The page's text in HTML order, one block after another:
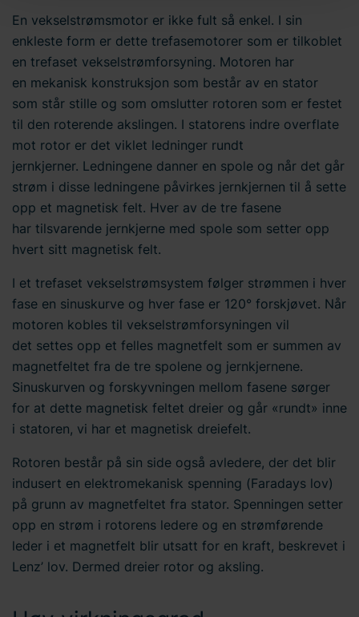
informasjonskapsler og behandling av
personopplysninger. Du kan lese mer om bruken av
informasjonskapslerherpå nettstedet vårt. I tillegg finner
du informasjon om hvordan du kontakter oss og hvordan
vi behandler
personopplysninger
samtykke-ID og datoen du kontaktet oss angående
En vekselstrømsmotor er ikke fult så enkel. I sin
enkleste form er dette trefasemotorer som er tilkoblet
en trefaset vekselstrømforsyning. Motoren har
en mekanisk konstruksjon som består av en stator
som står stille og som omslutter rotoren som er festet
til den roterende akslingen. I statorens indre overflate
mot rotor er det viklet ledninger rundt
jernkjerner. Ledningene danner en spole og når det går
strøm i disse ledningene påvirkes jernkjernen til å sette
opp et magnetisk felt. Hver av de tre fasene
har tilsvarende jernkjerne med spole som setter opp
hvert sitt magnetisk felt.
I et trefaset vekselstrømsystem følger strømmen i hver
fase en sinuskurve og hver fase er 120° forskjøvet. Når
motoren kobles til vekselstrømforsyningen vil
det settes opp et felles magnetfelt som er summen av
magnetfeltet fra de tre spolene og jernkjernene.
Sinuskurven og forskyvningen mellom fasene sørger
for at dette magnetisk feltet dreier og går «rundt» inne
i statoren, vi har et magnetisk dreiefelt.
Rotoren består på sin side også avledere, der det blir
indusert en elektromekanisk spenning (Faradays lov)
på grunn av magnetfeltet fra stator. Spenningen setter
opp en strøm i rotorens ledere og en strømførende
leder i et magnetfelt blir utsatt for en kraft, beskrevet i
Lenz’ lov. Dermed dreier rotor og aksling.